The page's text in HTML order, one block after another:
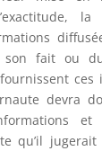
la
son fait ou
ces
devra
et
qu’il